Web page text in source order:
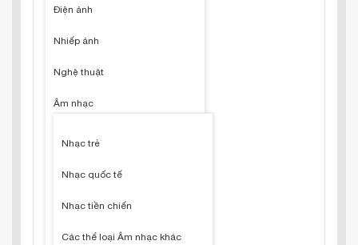
Điện ảnh
Nhiếp ảnh
Nghệ thuật
Âm nhạc
Nhạc trẻ
Nhạc quốc tế
Nhạc tiền chiến
Các thể loại Âm nhạc khác